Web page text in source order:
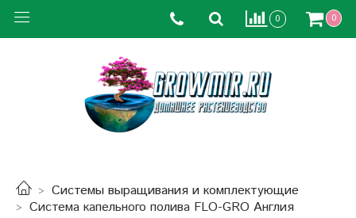
0 0
Системы выращивания и комплектующие
Система капельного полива FLO-GRO Англия